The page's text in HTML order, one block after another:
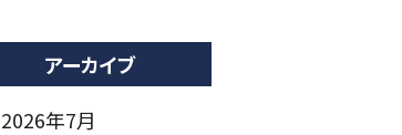
アーカイブ
2026年7月